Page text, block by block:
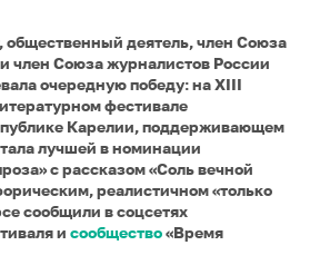
общественный деятель, член Союза
член Союза журналистов России
очередную победу: на XIII
фестивале
Карелии, поддерживающем
лучшей в номинации
с рассказом «Соль вечной
реалистичном «только
сообщили в соцсетях
и сообщество«Время